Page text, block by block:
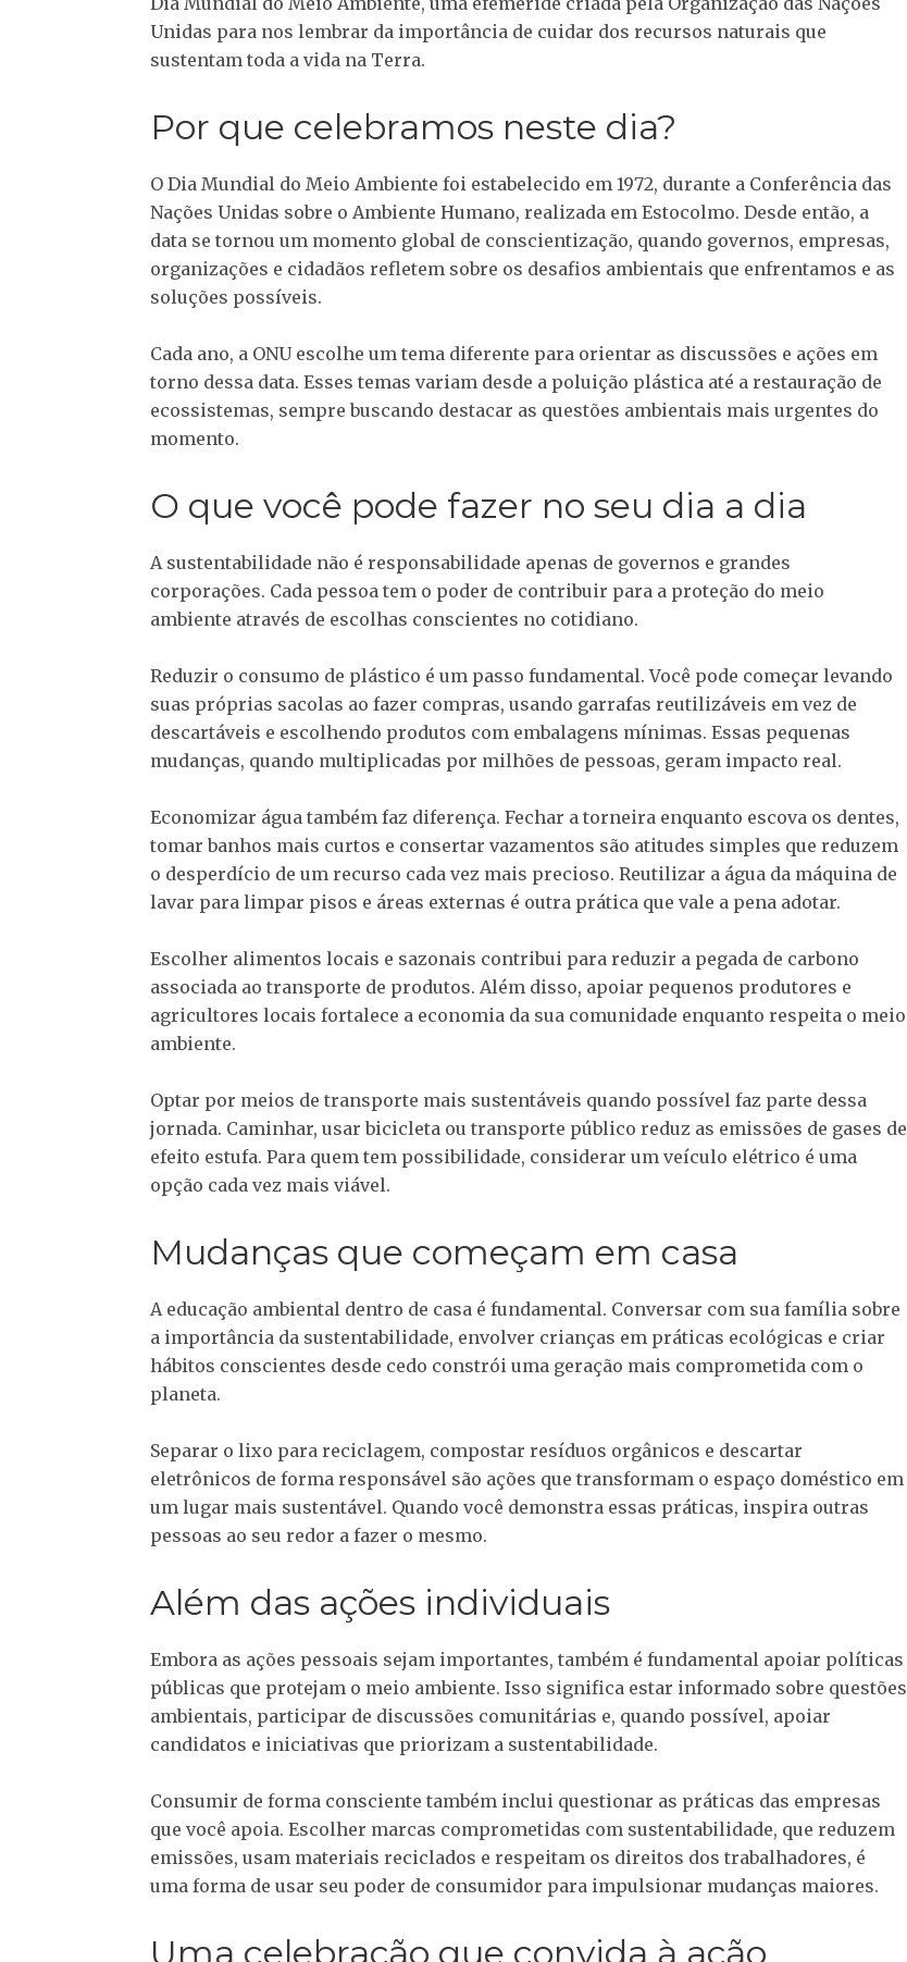
Unidas para nos lembrar da importância de cuidar dos recursos naturais que
sustentam toda a vida na Terra.
Por que celebramos neste dia?
O Dia Mundial do Meio Ambiente foi estabelecido em 1972, durante a Conferência das
Nações Unidas sobre o Ambiente Humano, realizada em Estocolmo. Desde então, a
data se tornou um momento global de conscientização, quando governos, empresas,
organizações e cidadãos refletem sobre os desafios ambientais que enfrentamos e as
soluções possíveis.
Cada ano, a ONU escolhe um tema diferente para orientar as discussões e ações em
torno dessa data. Esses temas variam desde a poluição plástica até a restauração de
ecossistemas, sempre buscando destacar as questões ambientais mais urgentes do
momento.
O que você pode fazer no seu dia a dia
A sustentabilidade não é responsabilidade apenas de governos e grandes
corporações. Cada pessoa tem o poder de contribuir para a proteção do meio
ambiente através de escolhas conscientes no cotidiano.
Reduzir o consumo de plástico é um passo fundamental. Você pode começar levando
suas próprias sacolas ao fazer compras, usando garrafas reutilizáveis em vez de
descartáveis e escolhendo produtos com embalagens mínimas. Essas pequenas
mudanças, quando multiplicadas por milhões de pessoas, geram impacto real.
Economizar água também faz diferença. Fechar a torneira enquanto escova os dentes,
tomar banhos mais curtos e consertar vazamentos são atitudes simples que reduzem
o desperdício de um recurso cada vez mais precioso. Reutilizar a água da máquina de
lavar para limpar pisos e áreas externas é outra prática que vale a pena adotar.
Escolher alimentos locais e sazonais contribui para reduzir a pegada de carbono
associada ao transporte de produtos. Além disso, apoiar pequenos produtores e
agricultores locais fortalece a economia da sua comunidade enquanto respeita o meio
ambiente.
Optar por meios de transporte mais sustentáveis quando possível faz parte dessa
jornada. Caminhar, usar bicicleta ou transporte público reduz as emissões de gases de
efeito estufa. Para quem tem possibilidade, considerar um veículo elétrico é uma
opção cada vez mais viável.
Mudanças que começam em casa
A educação ambiental dentro de casa é fundamental. Conversar com sua família sobre
a importância da sustentabilidade, envolver crianças em práticas ecológicas e criar
hábitos conscientes desde cedo constrói uma geração mais comprometida com o
planeta.
Separar o lixo para reciclagem, compostar resíduos orgânicos e descartar
eletrônicos de forma responsável são ações que transformam o espaço doméstico em
um lugar mais sustentável. Quando você demonstra essas práticas, inspira outras
pessoas ao seu redor a fazer o mesmo.
Além das ações individuais
Embora as ações pessoais sejam importantes, também é fundamental apoiar políticas
públicas que protejam o meio ambiente. Isso significa estar informado sobre questões
ambientais, participar de discussões comunitárias e, quando possível, apoiar
candidatos e iniciativas que priorizam a sustentabilidade.
Consumir de forma consciente também inclui questionar as práticas das empresas
que você apoia. Escolher marcas comprometidas com sustentabilidade, que reduzem
emissões, usam materiais reciclados e respeitam os direitos dos trabalhadores, é
uma forma de usar seu poder de consumidor para impulsionar mudanças maiores.
Uma celebração que convida à ação